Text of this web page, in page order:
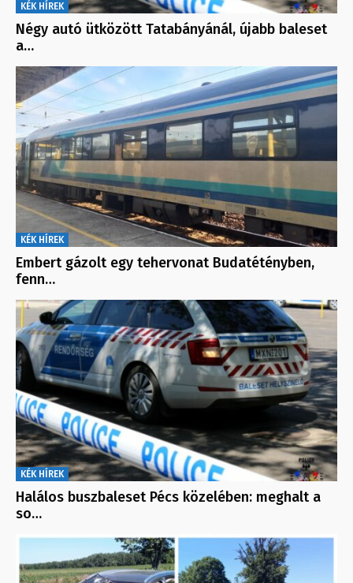
KÉK HÍREK
Négy autó ütközött Tatabányánál, újabb baleset
a…
KÉK HÍREK
Embert gázolt egy tehervonat Budatétényben,
fenn…
KÉK HÍREK
Halálos buszbaleset Pécs közelében: meghalt a
so…